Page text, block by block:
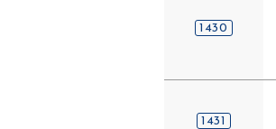
1430
1431